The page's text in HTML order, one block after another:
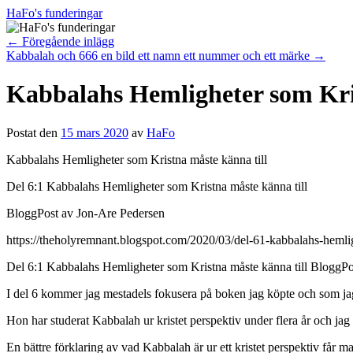
Hoppa
till
innehåll
HaFo's funderingar
← Föregående inlägg
Kabbalah och 666 en bild ett namn ett nummer och ett märke →
Kabbalahs Hemligheter som
Postat den 15 mars 2020 av HaFo
Kabbalahs Hemligheter som Kristna måste känna till
Del 6:1 Kabbalahs Hemligheter som Kristna måste känna till
BloggPost av Jon-Are Pedersen
https://theholyremnant.blogspot.com/2020/03/del-61-kabbalahs-
Del 6:1 Kabbalahs Hemligheter som Kristna måste känna till
I del 6 kommer jag mestadels fokusera på boken jag köpte och som
Hon har studerat Kabbalah ur kristet perspektiv under flera år och
En bättre förklaring av vad Kabbalah är ur ett kristet perspektiv får